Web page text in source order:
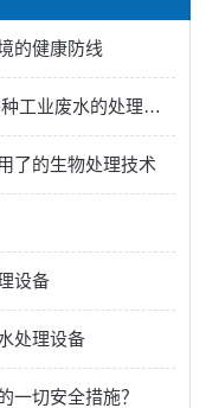
的健康防线
MBR膜一体化污水处理设备满足各种工业废水的处理需求
了的生物处理技术
设备
处理设备
一切安全措施？